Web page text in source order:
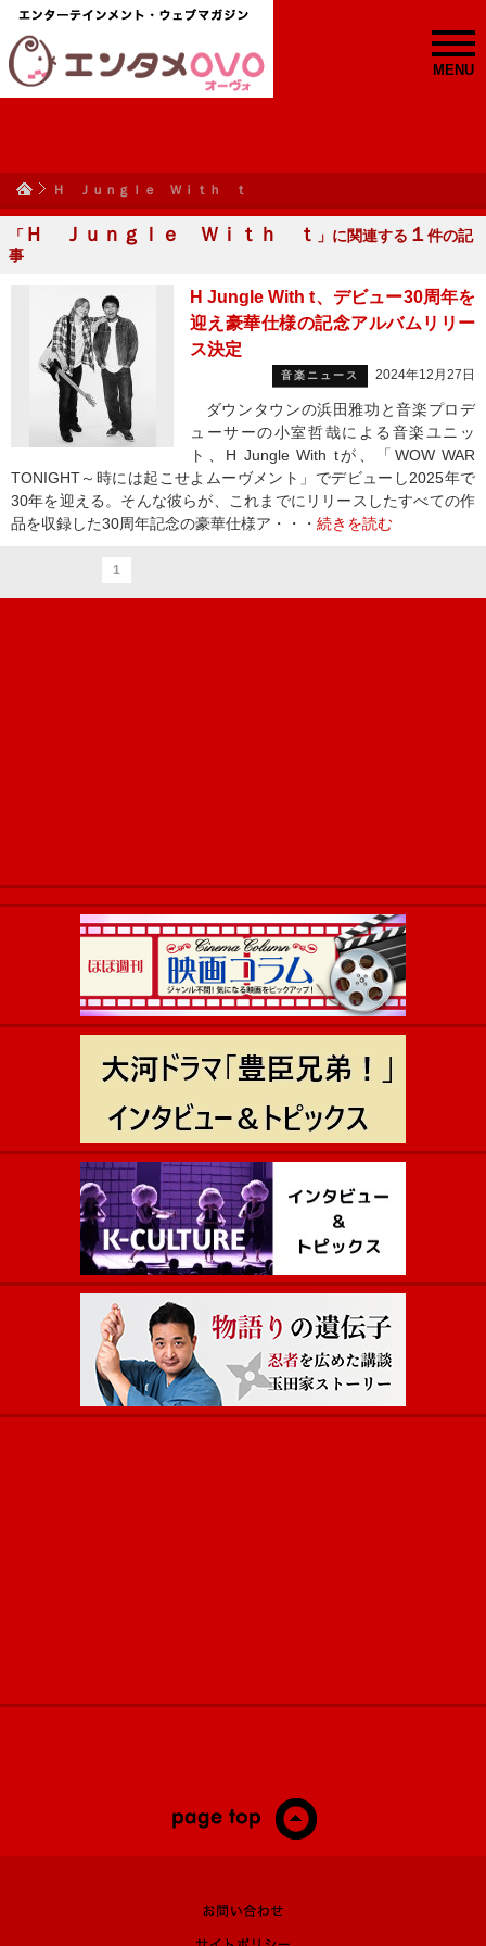
MENU
Ｈ Ｊｕｎｇｌｅ Ｗｉｔｈ ｔ
「 Ｈ Ｊｕｎｇｌｅ Ｗｉｔｈ ｔ 」に関連する １ 件の記
事
H Jungle With t、デビュー30周年を
迎え豪華仕様の記念アルバムリリー
ス決定
音楽ニュース 2024年12月27日
ダウンタウンの浜田雅功と音楽プロデ
ューサーの小室哲哉による音楽ユニッ
ト、H Jungle With tが、「WOW WAR
TONIGHT～時には起こせよムーヴメント」でデビューし2025年で
30年を迎える。そんな彼らが、これまでにリリースしたすべての作
品を収録した30周年記念の豪華仕様ア・・・ 続きを読む
1